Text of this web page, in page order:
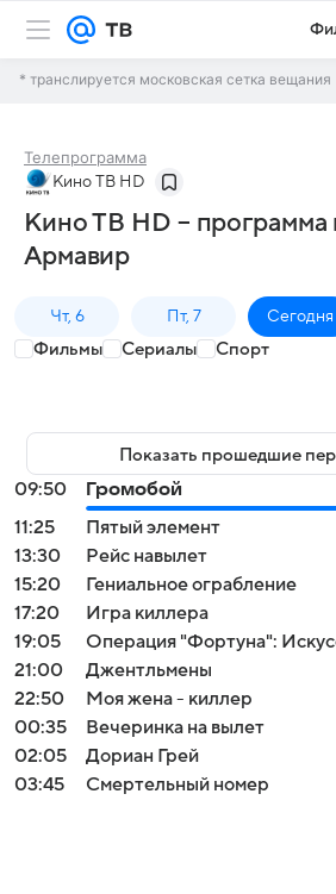
* транслируется московская сетка вещания
Телепрограмма
Кино ТВ HD
Кино ТВ HD – программа
Армавир
Чт, 6 Пт, 7 Сегодня
Фильмы Сериалы Спорт
Показать прошедшие
09:50
Громобой
11:25
Пятый элемент
13:30
Рейс навылет
15:20
Гениальное ограбление
17:20
Игра киллера
19:05
Операция "Фортуна":
21:00
Джентльмены
22:50
Моя жена - киллер
00:35
Вечеринка на вылет
02:05
Дориан Грей
03:45
Смертельный номер